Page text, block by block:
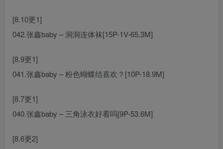
[8.10更1]
042.张鑫baby – 洞洞连体袜[15P-1V-65.3M]
[8.9更1]
041.张鑫baby – 粉色蝴蝶结喜欢？[10P-18.9M]
[8.7更1]
040.张鑫baby – 三角泳衣好看吗[9P-53.6M]
[8.6更2]